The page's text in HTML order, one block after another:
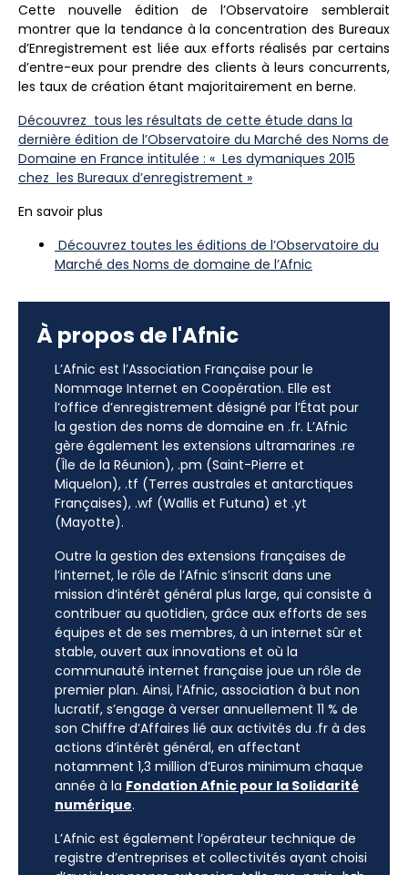
Cette nouvelle édition de l’Observatoire semblerait
montrer que la tendance à la concentration des Bureaux
d’Enregistrement est liée aux efforts réalisés par certains
d’entre-eux pour prendre des clients à leurs concurrents,
les taux de création étant majoritairement en berne.
Découvrez tous les résultats de cette étude dans la
dernière édition de l’Observatoire du Marché des Noms de
Domaine en France intitulée : « Les dymaniques 2015
chez les Bureaux d’enregistrement »
En savoir plus
Découvrez toutes les éditions de l’Observatoire du
Marché des Noms de domaine de l’Afnic
À propos de l'Afnic
L’Afnic est l’Association Française pour le
Nommage Internet en Coopération. Elle est
l’office d’enregistrement désigné par l’État pour
la gestion des noms de domaine en .fr. L’Afnic
gère également les extensions ultramarines .re
(Île de la Réunion), .pm (Saint-Pierre et
Miquelon), .tf (Terres australes et antarctiques
Françaises), .wf (Wallis et Futuna) et .yt
(Mayotte).
Outre la gestion des extensions françaises de
l’internet, le rôle de l’Afnic s’inscrit dans une
mission d’intérêt général plus large, qui consiste à
contribuer au quotidien, grâce aux efforts de ses
équipes et de ses membres, à un internet sûr et
stable, ouvert aux innovations et où la
communauté internet française joue un rôle de
premier plan. Ainsi, l’Afnic, association à but non
lucratif, s’engage à verser annuellement 11 % de
son Chiffre d’Affaires lié aux activités du .fr à des
actions d’intérêt général, en affectant
notamment 1,3 million d’Euros minimum chaque
année à la Fondation Afnic pour la Solidarité
numérique.
L’Afnic est également l’opérateur technique de
registre d’entreprises et collectivités ayant choisi